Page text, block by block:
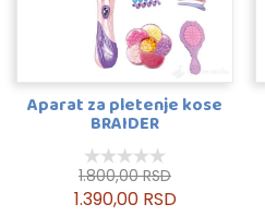
Aparat za pletenje kose
BRAIDER
1.800,00 RSD
1.390,00 RSD